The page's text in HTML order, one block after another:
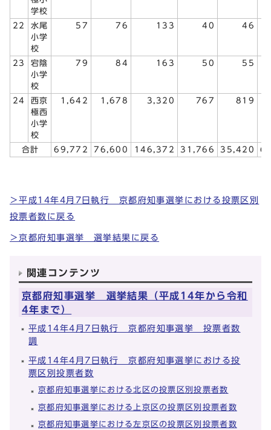
学校
22
水尾
小学
校
57 76 133 40 46
23
宕陰
小学
校
79 84 163 50 55
24
西京
極西
小学
校
1,642 1,678 3,320 767 819
合計 69,772 76,600 146,372 31,766 35,420
＞平成14年4月7日執行 京都府知事選挙における投票区別
投票者数に戻る
＞京都府知事選挙 選挙結果に戻る
関連コンテンツ
京都府知事選挙 選挙結果（平成14年から令和
4年まで）
平成14年4月7日執行 京都府知事選挙 投票者数
調
平成14年4月7日執行 京都府知事選挙における投
票区別投票者数
京都府知事選挙における北区の投票区別投票者数
京都府知事選挙における上京区の投票区別投票者数
京都府知事選挙における左京区の投票区別投票者数